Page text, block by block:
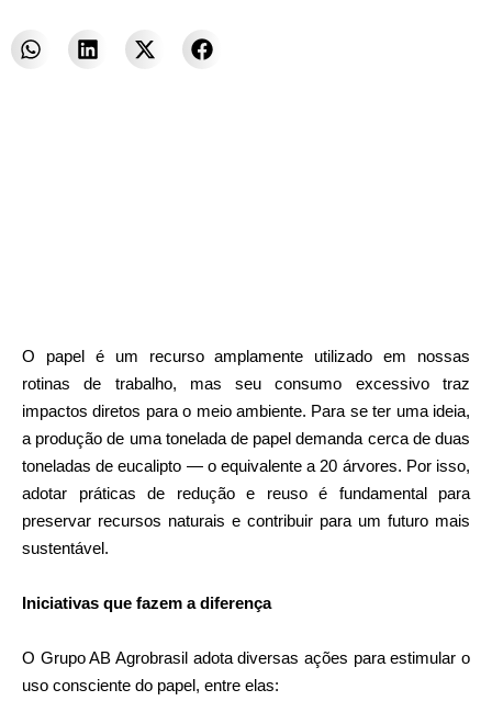
O papel é um recurso amplamente utilizado em nossas
rotinas de trabalho, mas seu consumo excessivo traz
impactos diretos para o meio ambiente. Para se ter uma ideia,
a produção de uma tonelada de papel demanda cerca de duas
toneladas de eucalipto — o equivalente a 20 árvores. Por isso,
adotar práticas de redução e reuso é fundamental para
preservar recursos naturais e contribuir para um futuro mais
sustentável.
Iniciativas que fazem a diferença
O Grupo AB Agrobrasil adota diversas ações para estimular o
uso consciente do papel, entre elas: